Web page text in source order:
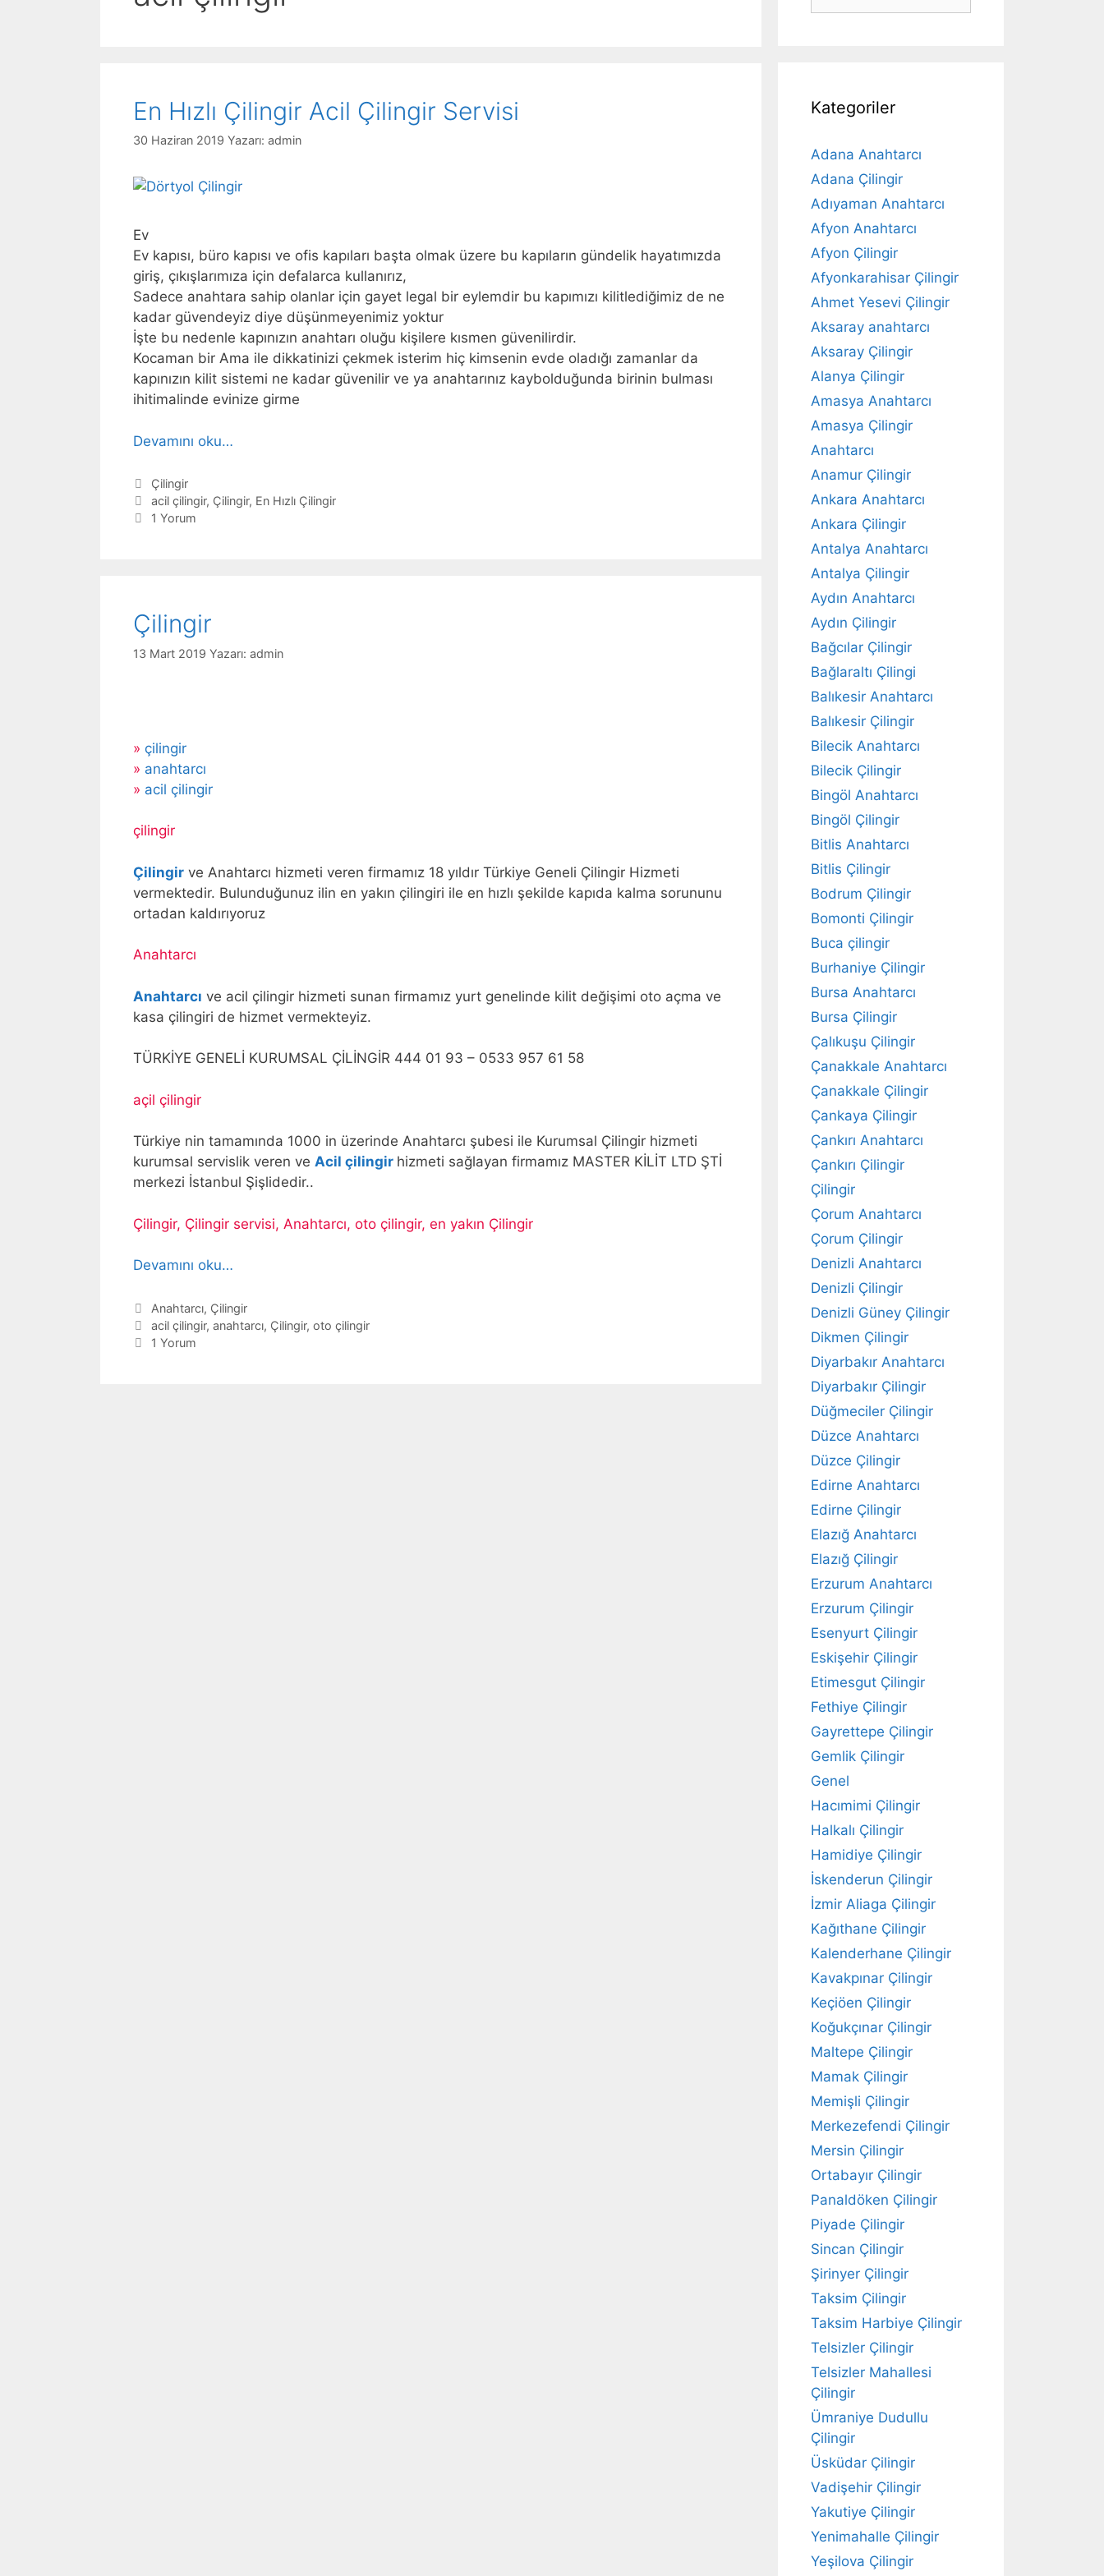
En Hızlı Çilingir Acil Çilingir Servisi
30 Haziran 2019 Yazarı: admin
Ev
Ev kapısı, büro kapısı ve ofis kapıları başta olmak üzere bu kapıların gündelik hayatımızda
giriş, çıkışlarımıza için defalarca kullanırız,
Sadece anahtara sahip olanlar için gayet legal bir eylemdir bu kapımızı kilitlediğimiz de ne
kadar güvendeyiz diye düşünmeyenimiz yoktur
İşte bu nedenle kapınızın anahtarı oluğu kişilere kısmen güvenilirdir.
Kocaman bir Ama ile dikkatinizi çekmek isterim hiç kimsenin evde oladığı zamanlar da
kapınızın kilit sistemi ne kadar güvenilir ve ya anahtarınız kaybolduğunda birinin bulması
ihitimalinde evinize girme
Devamını oku…
Kategoriler
Çilingir
Etiketler
acil çilingir, Çilingir, En Hızlı Çilingir
1 Yorum
Çilingir
13 Mart 2019 Yazarı: admin
» çilingir
» anahtarcı
» acil çilingir
çilingir
Çilingir ve Anahtarcı hizmeti veren firmamız 18 yıldır Türkiye Geneli Çilingir Hizmeti
vermektedir. Bulunduğunuz ilin en yakın çilingiri ile en hızlı şekilde kapıda kalma sorununu
ortadan kaldırıyoruz
Anahtarcı
Anahtarcı ve acil çilingir hizmeti sunan firmamız yurt genelinde kilit değişimi oto açma ve
kasa çilingiri de hizmet vermekteyiz.
TÜRKİYE GENELİ KURUMSAL ÇİLİNGİR 444 01 93 – 0533 957 61 58
açil çilingir
Türkiye nin tamamında 1000 in üzerinde Anahtarcı şubesi ile Kurumsal Çilingir hizmeti
kurumsal servislik veren ve Acil çilingir hizmeti sağlayan firmamız MASTER KİLİT LTD ŞTİ
merkezi İstanbul Şişlidedir..
Çilingir, Çilingir servisi, Anahtarcı, oto çilingir, en yakın Çilingir
Devamını oku…
Kategoriler
Anahtarcı, Çilingir
Etiketler
acil çilingir, anahtarcı, Çilingir, oto çilingir
1 Yorum
Kategoriler
Adana Anahtarcı
Adana Çilingir
Adıyaman Anahtarcı
Afyon Anahtarcı
Afyon Çilingir
Afyonkarahisar Çilingir
Ahmet Yesevi Çilingir
Aksaray anahtarcı
Aksaray Çilingir
Alanya Çilingir
Amasya Anahtarcı
Amasya Çilingir
Anahtarcı
Anamur Çilingir
Ankara Anahtarcı
Ankara Çilingir
Antalya Anahtarcı
Antalya Çilingir
Aydın Anahtarcı
Aydın Çilingir
Bağcılar Çilingir
Bağlaraltı Çilingi
Balıkesir Anahtarcı
Balıkesir Çilingir
Bilecik Anahtarcı
Bilecik Çilingir
Bingöl Anahtarcı
Bingöl Çilingir
Bitlis Anahtarcı
Bitlis Çilingir
Bodrum Çilingir
Bomonti Çilingir
Buca çilingir
Burhaniye Çilingir
Bursa Anahtarcı
Bursa Çilingir
Çalıkuşu Çilingir
Çanakkale Anahtarcı
Çanakkale Çilingir
Çankaya Çilingir
Çankırı Anahtarcı
Çankırı Çilingir
Çilingir
Çorum Anahtarcı
Çorum Çilingir
Denizli Anahtarcı
Denizli Çilingir
Denizli Güney Çilingir
Dikmen Çilingir
Diyarbakır Anahtarcı
Diyarbakır Çilingir
Düğmeciler Çilingir
Düzce Anahtarcı
Düzce Çilingir
Edirne Anahtarcı
Edirne Çilingir
Elazığ Anahtarcı
Elazığ Çilingir
Erzurum Anahtarcı
Erzurum Çilingir
Esenyurt Çilingir
Eskişehir Çilingir
Etimesgut Çilingir
Fethiye Çilingir
Gayrettepe Çilingir
Gemlik Çilingir
Genel
Hacımimi Çilingir
Halkalı Çilingir
Hamidiye Çilingir
İskenderun Çilingir
İzmir Aliaga Çilingir
Kağıthane Çilingir
Kalenderhane Çilingir
Kavakpınar Çilingir
Keçiöen Çilingir
Koğukçınar Çilingir
Maltepe Çilingir
Mamak Çilingir
Memişli Çilingir
Merkezefendi Çilingir
Mersin Çilingir
Ortabayır Çilingir
Panaldöken Çilingir
Piyade Çilingir
Sincan Çilingir
Şirinyer Çilingir
Taksim Çilingir
Taksim Harbiye Çilingir
Telsizler Çilingir
Telsizler Mahallesi
Çilingir
Ümraniye Dudullu
Çilingir
Üsküdar Çilingir
Vadişehir Çilingir
Yakutiye Çilingir
Yenimahalle Çilingir
Yeşilova Çilingir